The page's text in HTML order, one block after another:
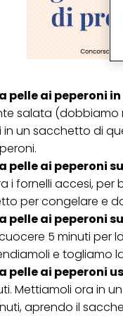
pelle ai peperoni
salata (dobbiamo
un sacchetto di
pelle ai peperoni
i fornelli accesi,
per congelare e
pelle ai peperoni
5 minuti per
e togliamo
pelle ai peperoni
Mettiamoli ora in
aprendo il